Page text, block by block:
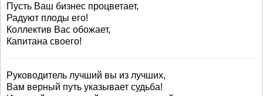
Пусть Ваш бизнес процветает,
Радуют плоды его!
Коллектив Вас обожает,
Капитана своего!
Руководитель лучший вы из лучших,
Вам верный путь указывает судьба!